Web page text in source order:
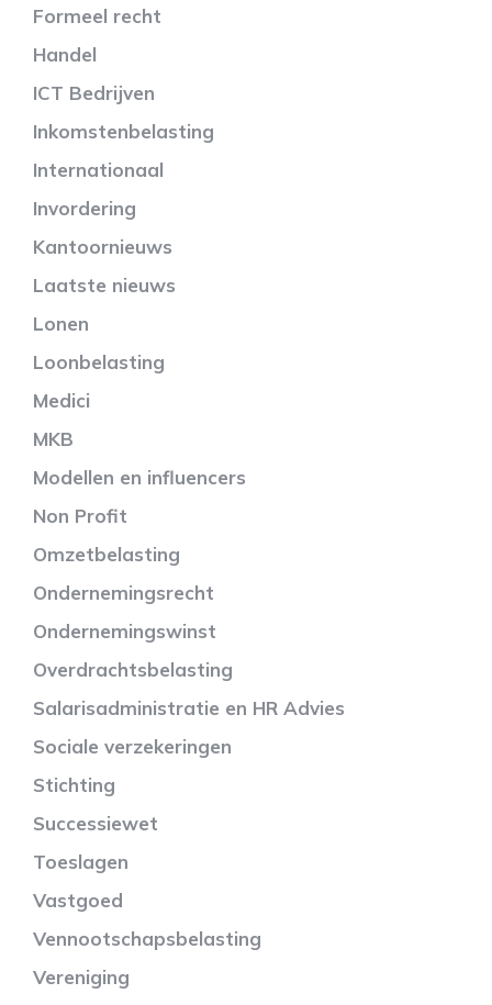
Formeel recht
Handel
ICT Bedrijven
Inkomstenbelasting
Internationaal
Invordering
Kantoornieuws
Laatste nieuws
Lonen
Loonbelasting
Medici
MKB
Modellen en influencers
Non Profit
Omzetbelasting
Ondernemingsrecht
Ondernemingswinst
Overdrachtsbelasting
Salarisadministratie en HR Advies
Sociale verzekeringen
Stichting
Successiewet
Toeslagen
Vastgoed
Vennootschapsbelasting
Vereniging